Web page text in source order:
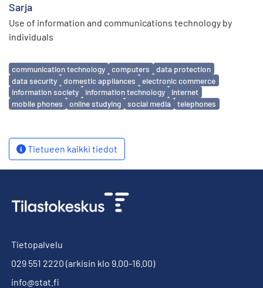
Sarja
Use of information and communications technology by
individuals
Avainsanat
communication technology computers
data protection
data security
domestic appliances
electronic commerce
information society
information technology
internet
mobile phones
online studying social media telephones
Tietueen kaikki tiedot
Tietopalvelu
029 551 2220 (arkisin klo 9.00-16.00)
info@stat.fi